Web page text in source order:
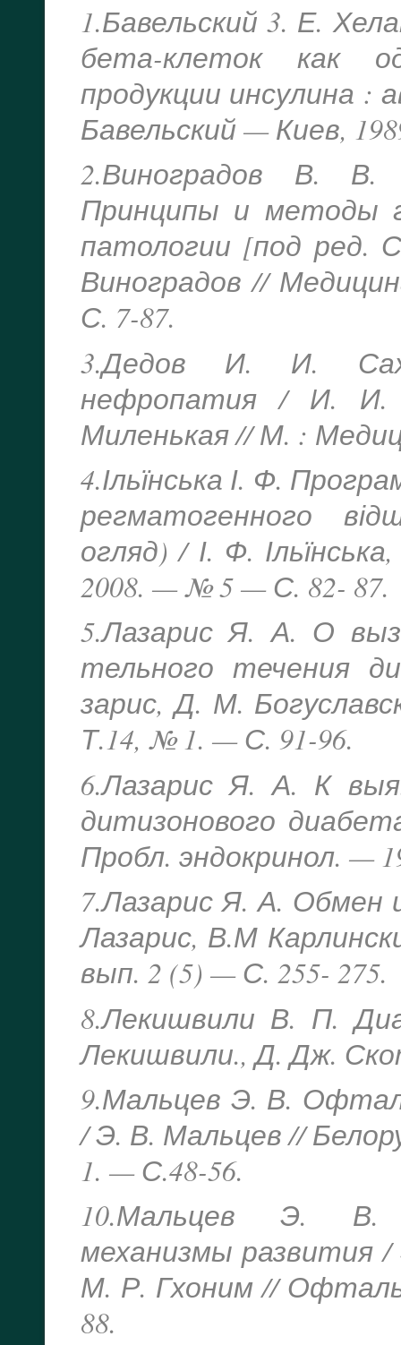
1.Бавельский 3. Е.
бета-клеток как
продукции инсулина :
Бавельский — Киев,
2.Виноградов В. В.
Принципы и методы
патологии [под ред.
Виноградов //
С. 7-87.
3.Дедов И. И.
нефропатия / И.
Миленькая // М. :
4.Ільїнська І. Ф.
регматогенного
огляд) / І. Ф.
2008. — № 5 — С. 82- 87.
5.Лазарис Я. А. О
тельного течения
зарис, Д. М.
Т.14, № 1. — С. 91-96.
6.Лазарис Я. А. К
дитизонового
Пробл. эндокринол. —
7.Лазарис Я. А. Обмен
Лазарис, В.М
вып. 2 (5) — С. 255- 275.
8.Лекишвили В. П.
Лекишвили., Д. Дж.
9.Мальцев Э. В.
/ Э. В. Мальцев //
1. — С.48-56.
10.Мальцев Э. В.
механизмы развития
М. Р. Гхоним //
88.